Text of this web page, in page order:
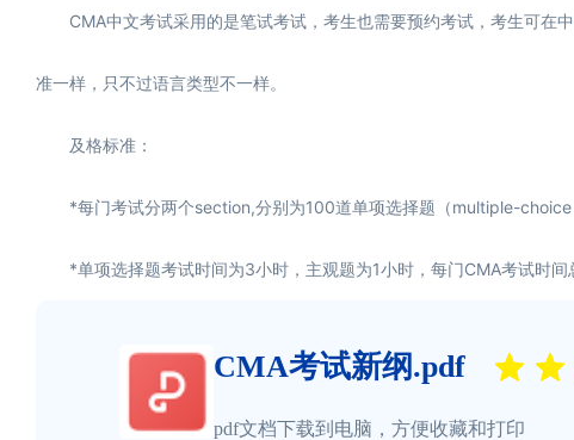
CMA中文考试采用的是笔试考试，考生也需要预约考试，考生可在
准一样，只不过语言类型不一样。
及格标准：
*每门考试分两个section,分别为100道单项选择题（multiple-choice
*单项选择题考试时间为3小时，主观题为1小时，每门CMA考试时间
CMA考试新纲.pdf
pdf文档下载到电脑，方便收藏和打印